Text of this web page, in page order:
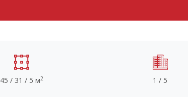
45 / 31 / 5 м2 1 / 5